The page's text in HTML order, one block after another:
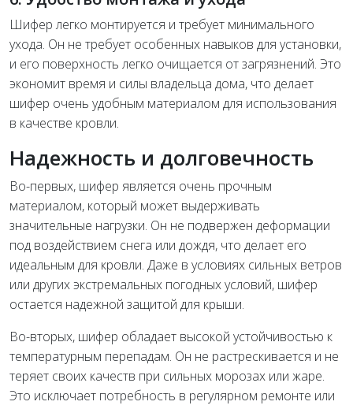
Шифер легко монтируется и требует минимального
ухода. Он не требует особенных навыков для установки,
и его поверхность легко очищается от загрязнений. Это
экономит время и силы владельца дома, что делает
шифер очень удобным материалом для использования
в качестве кровли.
Надежность и долговечность
Во-первых, шифер является очень прочным
материалом, который может выдерживать
значительные нагрузки. Он не подвержен деформации
под воздействием снега или дождя, что делает его
идеальным для кровли. Даже в условиях сильных ветров
или других экстремальных погодных условий, шифер
остается надежной защитой для крыши.
Во-вторых, шифер обладает высокой устойчивостью к
температурным перепадам. Он не растрескивается и не
теряет своих качеств при сильных морозах или жаре.
Это исключает потребность в регулярном ремонте или